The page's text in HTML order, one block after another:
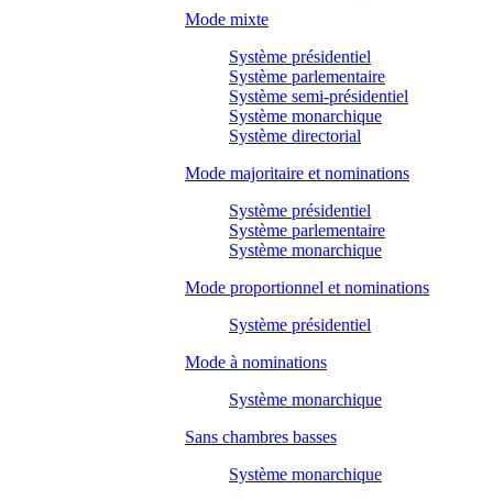
Mode mixte
Système présidentiel
Système parlementaire
Système semi-présidentiel
Système monarchique
Système directorial
Mode majoritaire et nominations
Système présidentiel
Système parlementaire
Système monarchique
Mode proportionnel et nominations
Système présidentiel
Mode à nominations
Système monarchique
Sans chambres basses
Système monarchique